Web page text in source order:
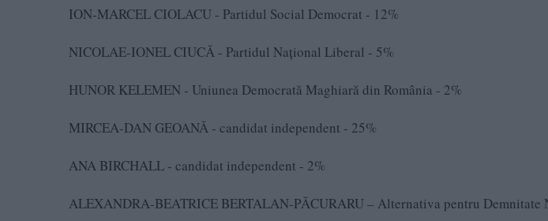
ION-MARCEL CIOLACU - Partidul Social Democrat - 12%
NICOLAE-IONEL CIUCĂ - Partidul Național Liberal - 5%
HUNOR KELEMEN - Uniunea Democrată Maghiară din România - 2%
MIRCEA-DAN GEOANĂ - candidat independent - 25%
ANA BIRCHALL - candidat independent - 2%
ALEXANDRA-BEATRICE BERTALAN-PĂCURARU – Alternativa pentru Demnitate